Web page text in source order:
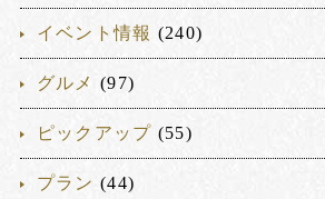
イベント情報 (240)
グルメ (97)
ピックアップ (55)
プラン (44)